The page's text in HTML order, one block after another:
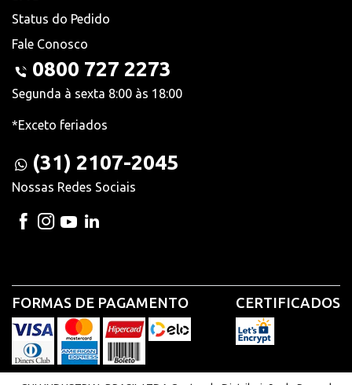
Status do Pedido
Fale Conosco
0800 727 2273
Segunda à sexta 8:00 às 18:00
*Exceto feriados
(31) 2107-2045
Nossas Redes Sociais
FORMAS DE PAGAMENTO CERTIFICADOS